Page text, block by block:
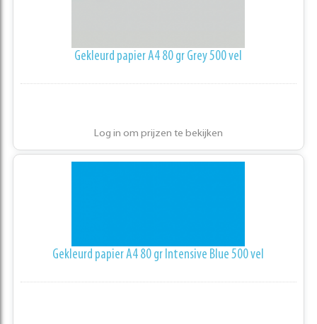
Gekleurd papier A4 80 gr Grey 500 vel
Log in om prijzen te bekijken
Gekleurd papier A4 80 gr Intensive Blue 500 vel